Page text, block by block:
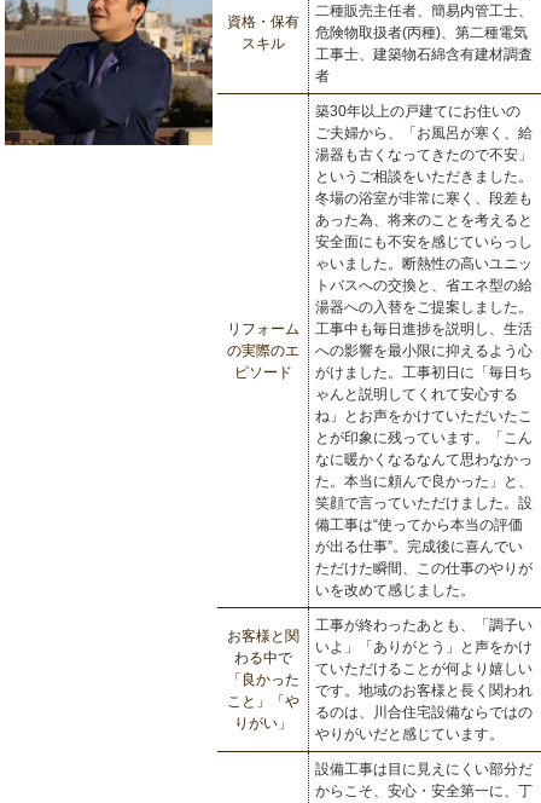
資格・保有
スキル
二種販売主任者、簡易内管工士、
危険物取扱者(丙種)、第二種電気
工事士、建築物石綿含有建材調査
者
リフォーム
の実際のエ
ピソード
築30年以上の戸建てにお住いの
ご夫婦から、「お風呂が寒く、給
湯器も古くなってきたので不安」
というご相談をいただきました。
冬場の浴室が非常に寒く、段差も
あった為、将来のことを考えると
安全面にも不安を感じていらっし
ゃいました。断熱性の高いユニッ
トバスへの交換と、省エネ型の給
湯器への入替をご提案しました。
工事中も毎日進捗を説明し、生活
への影響を最小限に抑えるよう心
がけました。工事初日に「毎日ち
ゃんと説明してくれて安心する
ね」とお声をかけていただいたこ
とが印象に残っています。「こん
なに暖かくなるなんて思わなかっ
た。本当に頼んで良かった」と、
笑顔で言っていただけました。設
備工事は“使ってから本当の評価
が出る仕事”。完成後に喜んでい
ただけた瞬間、この仕事のやりが
いを改めて感じました。
お客様と関
わる中で
「良かった
こと」「や
りがい」
工事が終わったあとも、「調子い
いよ」「ありがとう」と声をかけ
ていただけることが何より嬉しい
です。地域のお客様と長く関われ
るのは、川合住宅設備ならではの
やりがいだと感じています。
設備工事は目に見えにくい部分だ
からこそ、安心・安全第一に、丁